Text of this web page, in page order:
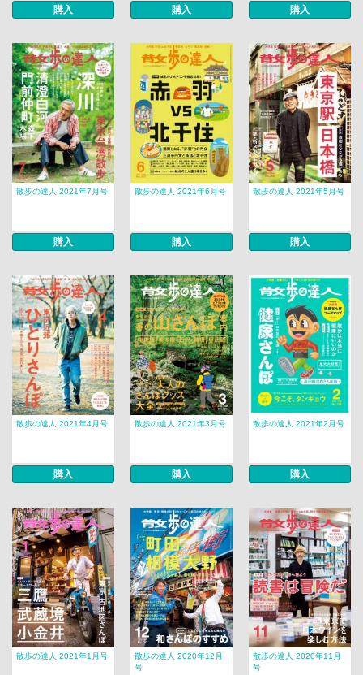
購入 購入 購入
散歩の達人 2021年7月号
購入
散歩の達人 2021年6月号
購入
散歩の達人 2021年5月号
購入
散歩の達人 2021年4月号
購入
散歩の達人 2021年3月号
購入
散歩の達人 2021年2月号
購入
散歩の達人 2021年1月号
散歩の達人 2020年12月
号
散歩の達人 2020年11月
号